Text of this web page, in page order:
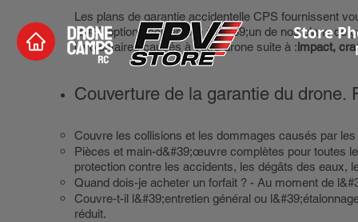
Store
Les plans de garantie accidentelle CPS fournissent
l&#39;option accidentelle à l&#39;un de nos plans
involontaires causés à votre drone suite à :impact,
Couverture de la garantie du drone.
Couvre les collisions et les dommages causés par
Pièces et main-d&#39;œuvre complètes pour toutes
protection contre les accidents, les dégâts des eaux,
Quand dois-je acheter un forfait ? - Au moment de
Couvre-t-il l&#39;entretien général ou
réduit.